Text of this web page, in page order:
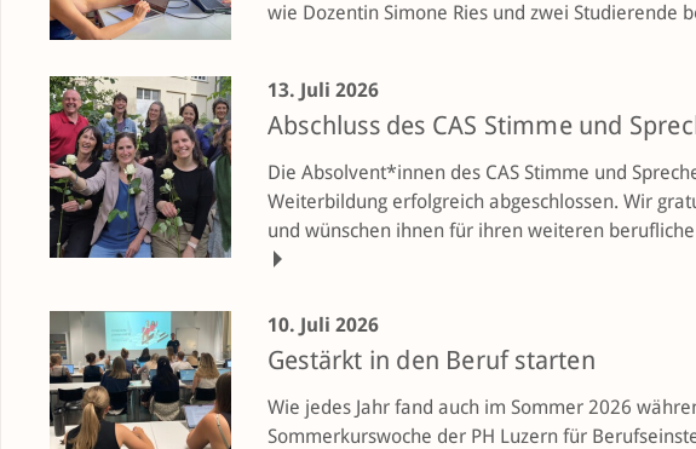
wie Dozentin Simone Ries und zwei Studierende
13. Juli 2026
Abschluss des CAS Stimme und
Die Absolvent*innen des CAS Stimme und
Weiterbildung erfolgreich abgeschlossen. Wir
und wünschen ihnen für ihren weiteren
10. Juli 2026
Gestärkt in den Beruf starten
Wie jedes Jahr fand auch im Sommer 2026
Sommerkurswoche der PH Luzern für